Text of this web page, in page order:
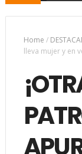
Home /
lleva mujer y en